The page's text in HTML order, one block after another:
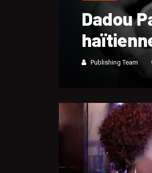
Portrait
André «
Publishing Team